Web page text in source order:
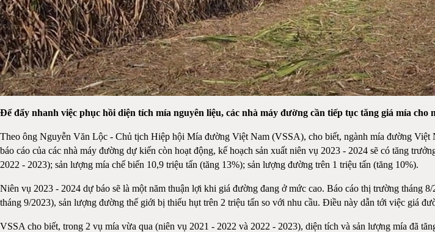
Để đẩy nhanh việc phục hồi diện tích mía nguyên liệu, các nhà máy đường cần tiếp tục tăng giá mía cho
Theo ông Nguyễn Văn Lộc - Chủ tịch Hiệp hội Mía đường Việt Nam (VSSA), cho biết, ngành mía đường
báo cáo của các nhà máy đường dự kiến còn hoạt động, kế hoạch sản xuất niên vụ 2023 - 2024 sẽ có tăng
2022 - 2023); sản lượng mía chế biến 10,9 triệu tấn (tăng 13%); sản lượng đường trên 1 triệu tấn (tăng 10%).
Niên vụ 2023 - 2024 dự báo sẽ là một năm thuận lợi khi giá đường đang ở mức cao. Báo cáo thị trường tháng
tháng 9/2023), sản lượng đường thế giới bị thiếu hụt trên 2 triệu tấn so với nhu cầu. Điều này dẫn tới việc giá
VSSA cho biết, trong 2 vụ mía vừa qua (niên vụ 2021 - 2022 và 2022 - 2023), diện tích và sản lượng mía đã